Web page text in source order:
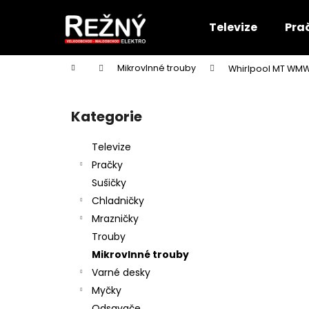
Televize
Domů Mikrovlnné trouby Whirlpool MT
Přeskočit
kategorie
Kategorie
Televize
Pračky
Sušičky
Chladničky
Mrazničky
Trouby
Mikrovlnné trouby
Varné desky
Myčky
í
Zpět
do
Zpět
do